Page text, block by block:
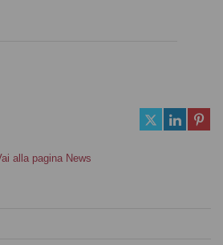
alla pagina News